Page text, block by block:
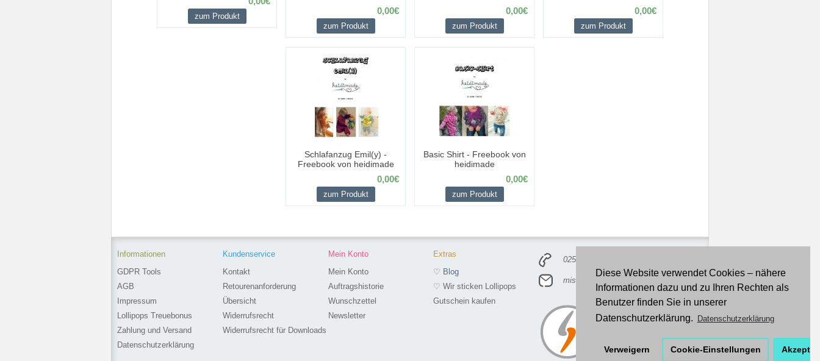
Diese Website verwendet Cookies – nähere
Informationen dazu und zu Ihren Rechten als
Benutzer finden Sie in unserer
Datenschutzerklärung.
Datenschutzerklärung
Verweigern Cookie-Einstellungen
zum Produkt
0,00€
zum Produkt
0,00€
zum Produkt
0,00€
zum Produkt
Schlafanzug Emil(y) -
Freebook von heidimade
0,00€
zum Produkt
Basic Shirt - Freebook von
heidimade
0,00€
zum Produkt
02528/3787040
misskriss@lollipopsforbreakfast.de
Extras
♡ Blog
♡ Wir sticken Lollipops
Gutschein kaufen
Mein Konto
Mein Konto
Auftragshistorie
Wunschzettel
Newsletter
Kundenservice
Kontakt
Retourenanforderung
Übersicht
Widerrufsrecht
Widerrufsrecht für Downloads
Informationen
GDPR Tools
AGB
Impressum
Lollipops Treuebonus
Zahlung und Versand
Datenschutzerklärung